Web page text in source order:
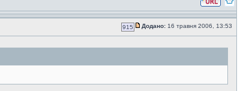
915 Додано: 16 травня 2006, 13:53